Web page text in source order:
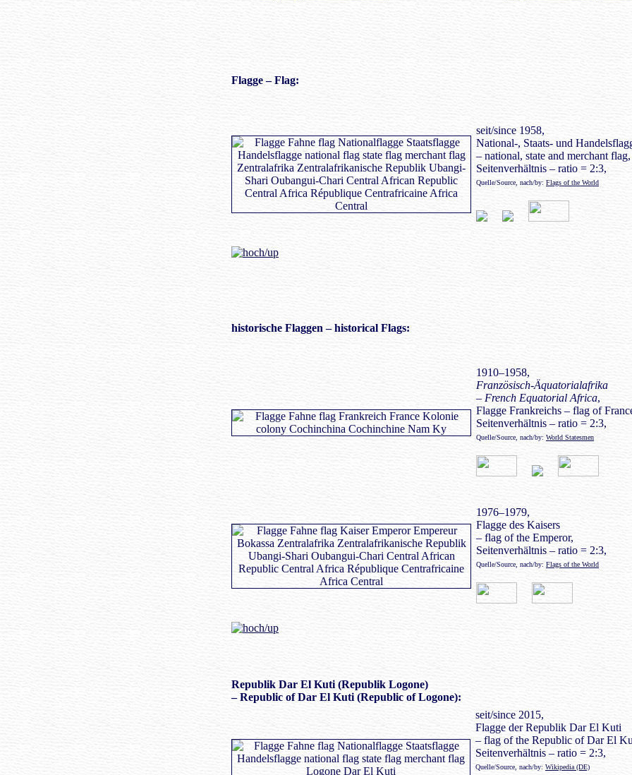
Flagge– Flag:
seit/since 1958,
National-, Staats- und
– national, state and merchant flag,
Seitenverhältnis – ratio = 2:3,
Quelle/Source, nach/by: Flags of the World
historische Flaggen – historical Flags:
1910–1958,
Französisch-Äquatorialafrika
– French Equatorial Africa,
Flagge Frankreichs – flag of
Seitenverhältnis – ratio = 2:3,
Quelle/Source, nach/by: World Statesmen
1976–1979,
Flagge des Kaisers
– flag of the Emperor,
Seitenverhältnis – ratio = 2:3,
Quelle/Source, nach/by: Flags of the World
Republik Dar El Kuti (Republik Logone)
– Republic of Dar El Kuti (Republic of Logone):
seit/since 2015,
Flagge der Republik Dar El Kuti
– flag of the Republic of Dar El
Seitenverhältnis – ratio = 2:3,
Quelle/Source, nach/by: Wikipedia (DE)